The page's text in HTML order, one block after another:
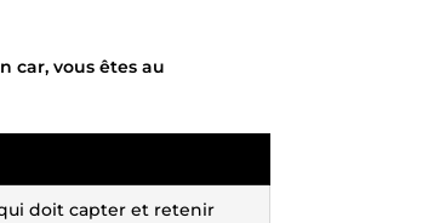
car, vous êtes au
doit capter et retenir